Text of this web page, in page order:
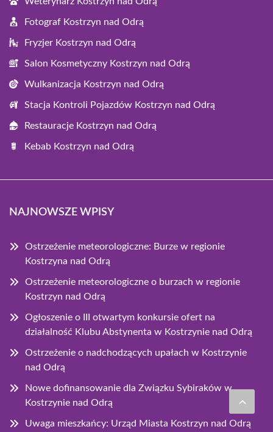
Fotograf Kostrzyn nad Odrą
Fryzjer Kostrzyn nad Odrą
Salon Kosmetyczny Kostrzyn nad Odrą
Wulkanizacja Kostrzyn nad Odrą
Stacja Kontroli Pojazdów Kostrzyn nad Odrą
Restauracje Kostrzyn nad Odrą
Kebab Kostrzyn nad Odrą
NAJNOWSZE WPISY
Ostrzeżenie meteorologiczne: Burze w regionie
Kostrzyna nad Odrą
Ostrzeżenie meteorologiczne o burzach w regionie
Kostrzyn nad Odrą
Ogłoszenie o III otwartym konkursie ofert na
działalność Klubu Abstynenta w Kostrzynie nad Odrą
Ostrzeżenie o nadchodzących upałach w Kostrzynie
nad Odrą
Nowe dofinansowanie dla Związku Sybiraków w
Kostrzynie nad Odrą
Uwaga mieszkańcy: Urząd Miasta Kostrzyn nad Odrą